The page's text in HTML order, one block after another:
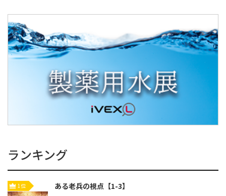
ランキング
1位 ある老兵の視点【1-3】